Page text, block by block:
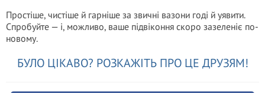
Простіше, чистіше й гарніше за звичні вазони годі й уявити.
Спробуйте — і, можливо, ваше підвіконня скоро зазеленіє по-
новому.
БУЛО ЦІКАВО? РОЗКАЖІТЬ ПРО ЦЕ ДРУЗЯМ!